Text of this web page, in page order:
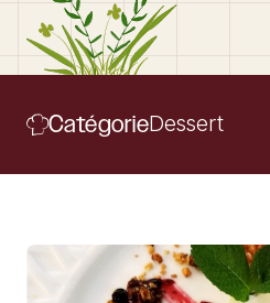
CatégorieDessert